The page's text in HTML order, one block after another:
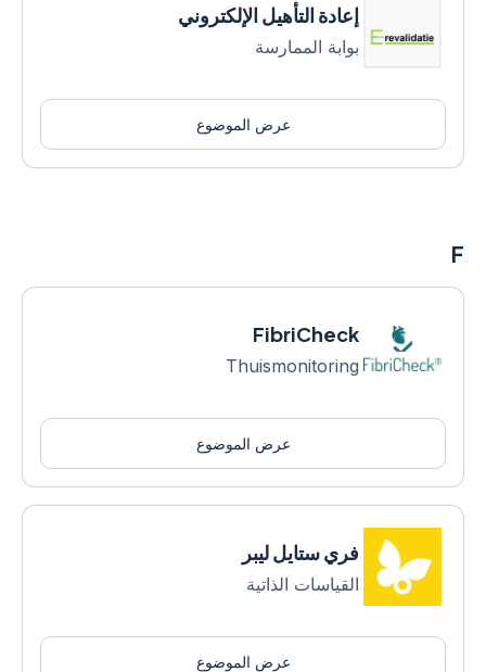
إعادة التأهيل الإلكتروني
بوابة الممارسة
عرض الموضوع
F
FibriCheck
Thuismonitoring
عرض الموضوع
فري ستايل ليبر
القياسات الذاتية
عرض الموضوع